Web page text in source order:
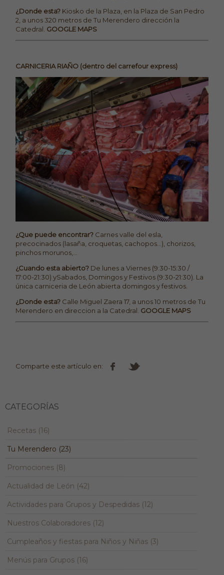
¿Donde esta? Kiosko de la Plaza, en la Plaza de San Pedro
2, a unos 320 metros de Tu Merendero dirección la
Catedral. GOOGLE MAPS
CARNICERIA RIAÑO (dentro del carrefour express)
¿Que puede encontrar? Carnes valle del esla,
precocinados (lasaña, croquetas, cachopos...), chorizos,
pinchos morunos,...
¿Cuando esta abierto? De lunes a Viernes (9:30-15:30 /
17:00-21:30) ySabados, Domingos y Festivos (9:30-21:30). La
única carniceria de León abierta domingos y festivos.
¿Donde esta? Calle Miguel Zaera 17, a unos 10 metros de Tu
Merendero en direccion a la Catedral. GOOGLE MAPS
Comparte este artículo en:
CATEGORÍAS
Recetas (16)
Tu Merendero (23)
Promociones (8)
Actualidad de León (42)
Actividades para Grupos y Despedidas (12)
Nuestros Colaboradores (12)
Cumpleaños y fiestas para Niños y Niñas (3)
Menús para Grupos (16)